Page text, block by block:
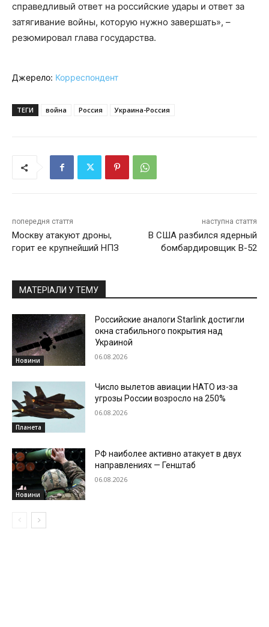
справедливый ответ на российские удары и ответ за
затягивание войны, которую нужно завершать», –
резюмировал глава государства.
Джерело: Корреспондент
ТЕГИ война Россия Украина-Россия
попередня стаття
Москву атакуют дроны,
горит ее крупнейший НПЗ
наступна стаття
В США разбился ядерный
бомбардировщик B-52
МАТЕРІАЛИ У ТЕМУ
Новини
Российские аналоги Starlink достигли
окна стабильного покрытия над
Украиной
06.08.2026
Планета
Число вылетов авиации НАТО из-за
угрозы России возросло на 250%
06.08.2026
Новини
РФ наиболее активно атакует в двух
направлениях — Генштаб
06.08.2026